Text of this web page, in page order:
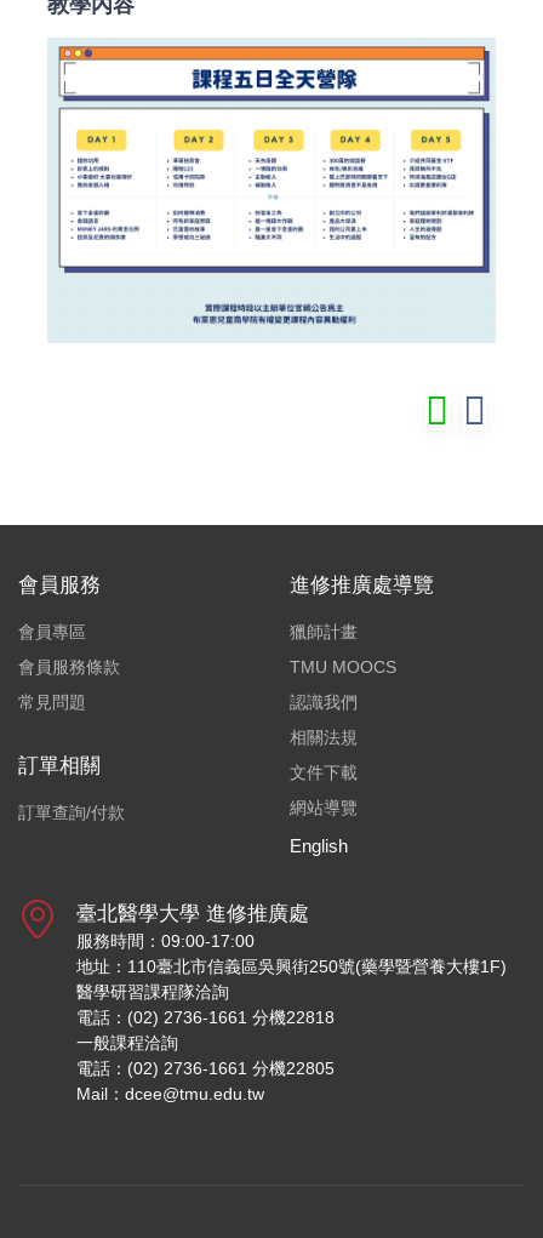
教學內容
會員服務
會員專區
會員服務條款
常見問題
訂單相關
訂單查詢/付款
進修推廣處導覽
獵師計畫
TMU MOOCS
認識我們
相關法規
文件下載
網站導覽
English
臺北醫學大學 進修推廣處
服務時間：09:00-17:00
地址：110臺北市信義區吳興街250號(藥學暨營養大樓1F)
醫學研習課程隊洽詢
電話：(02) 2736-1661 分機22818
一般課程洽詢
電話：(02) 2736-1661 分機22805
Mail：dcee@tmu.edu.tw